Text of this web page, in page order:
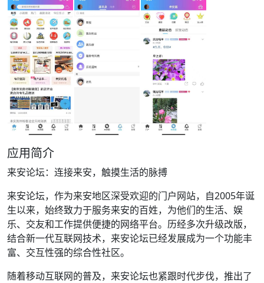
应用简介
来安论坛：连接来安，触摸生活的脉搏
来安论坛，作为来安地区深受欢迎的门户网站，自2005年诞
生以来，始终致力于服务来安的百姓，为他们的生活、娱
乐、交友和工作提供便捷的网络平台。历经多次升级改版，
结合新一代互联网技术，来安论坛已经发展成为一个功能丰
富、交互性强的综合性社区。
随着移动互联网的普及，来安论坛也紧跟时代步伐，推出了